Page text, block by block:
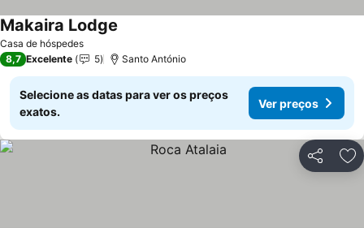
Casa de hóspedes
Makaira Lodge
8,7 Excelente 5 Santo António
Selecione as datas para ver os preços
exatos.
Ver preços
Partilhar